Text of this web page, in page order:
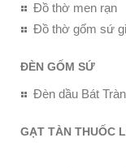
Đồ thờ men rạn
Đồ thờ gốm sứ
ĐÈN GỐM SỨ
Đèn dầu Bát
GẠT TÀN THUỐC